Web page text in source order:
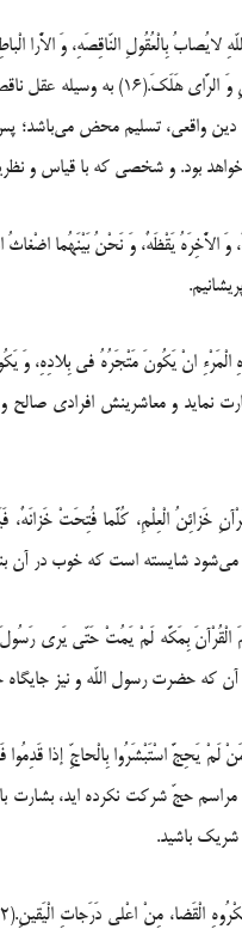
لایُصابُ بِالْعُقُولِ النّاقِصَهِ، وَ الاَّْرا
اهْتَدی بِنا هُدِی، وَ مَنْ دانَ
واقعی، تسلیم محض می‌باشد؛
بود. و شخصی که با قیاس و
و معاشرینش افرادی صالح و
می‌شود شایسته است که خوب در آن
که حضرت رسول اللّه و نیز
مراسم حجّ شرکت نکرده اید، بشارت
باشید.‏